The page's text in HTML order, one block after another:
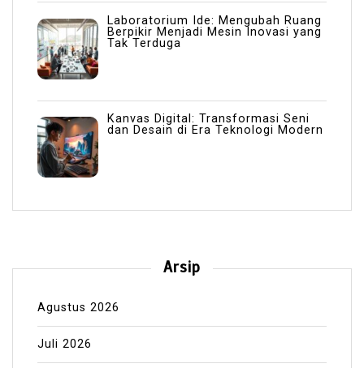
Laboratorium Ide: Mengubah Ruang
Berpikir Menjadi Mesin Inovasi yang
Tak Terduga
Kanvas Digital: Transformasi Seni
dan Desain di Era Teknologi Modern
Arsip
Agustus 2026
Juli 2026